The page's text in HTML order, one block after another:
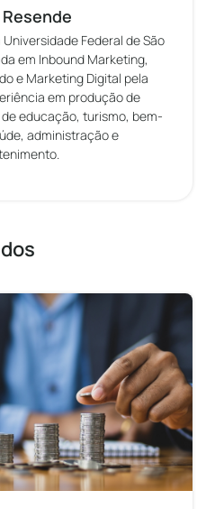
Resende
Federal de São
em Inbound Marketing,
e Marketing Digital pela
em produção de
educação, turismo, bem-
administração e